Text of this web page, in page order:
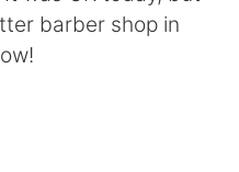
barber shop in